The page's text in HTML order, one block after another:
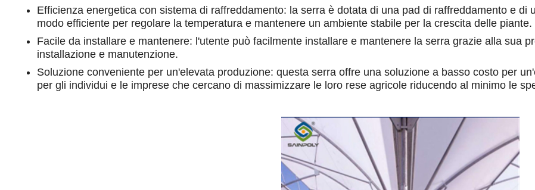
Efficienza energetica con sistema di raffreddamento: la serra è dotata di una pad di raffreddamento e di
modo efficiente per regolare la temperatura e mantenere un ambiente stabile per la crescita delle piante.
Facile da installare e mantenere: l'utente può facilmente installare e mantenere la serra grazie alla sua
installazione e manutenzione.
Soluzione conveniente per un'elevata produzione: questa serra offre una soluzione a basso costo per
per gli individui e le imprese che cercano di massimizzare le loro rese agricole riducendo al minimo le